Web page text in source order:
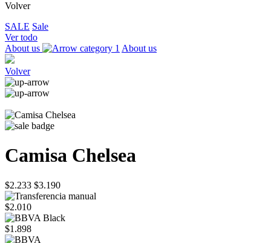
Volver
SALE Sale
Ver todo
About us
About us
Volver
Camisa Chelsea
$2.233 $3.190
$2.010
$1.898